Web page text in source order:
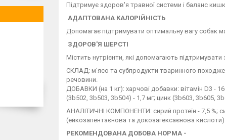
Підтримує здоров'я травної системи і баланс
АДАПТОВАНА КАЛОРІЙНІСТЬ
Допомагає підтримувати оптимальну вагу собак
ЗДОРОВ'Я ШЕРСТІ
Містить нутрієнти, які допомагають
СКЛАД: м'ясо та субпродукти тваринного
речовини.
ДОБАВКИ (на 1 кг): харчові добавки: вітамін D3 -
(3b502, 3b503, 3b504) - 1,7 мг; цинк (3b603, 3b605,
АНАЛІТИЧНІ КОМПОНЕНТИ: сирий протеїн - 7,5 %;
(ейкозапентаєнова та докозагексаєнова кислоти)
РЕКОМЕНДОВАНА ДОБОВА НОРМА -